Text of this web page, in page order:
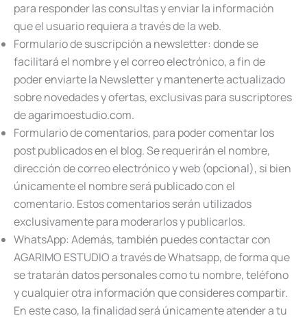
para responder las consultas y enviar la información
que el usuario requiera a través de la web.
Formulario de suscripción a newsletter: donde se
facilitará el nombre y el correo electrónico, a fin de
poder enviarte la Newsletter y mantenerte actualizado
sobre novedades y ofertas, exclusivas para suscriptores
de agarimoestudio.com.
Formulario de comentarios, para poder comentar los
post publicados en el blog. Se requerirán el nombre,
dirección de correo electrónico y web (opcional), si bien
únicamente el nombre será publicado con el
comentario. Estos comentarios serán utilizados
exclusivamente para moderarlos y publicarlos.
WhatsApp: Además, también puedes contactar con
AGARIMO ESTUDIO a través de Whatsapp, de forma que
se tratarán datos personales como tu nombre, teléfono
y cualquier otra información que consideres compartir.
En este caso, la finalidad será únicamente atender a tu